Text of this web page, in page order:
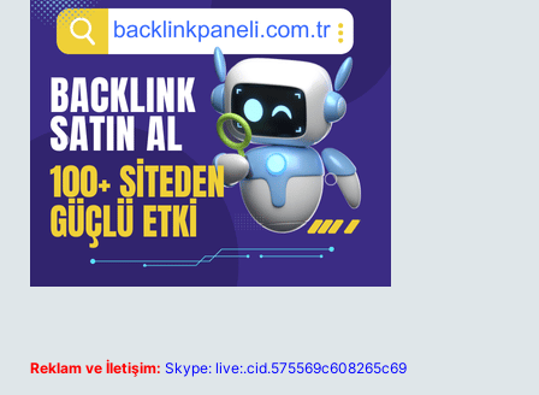
Reklam ve İletişim: Skype: live:.cid.575569c608265c69